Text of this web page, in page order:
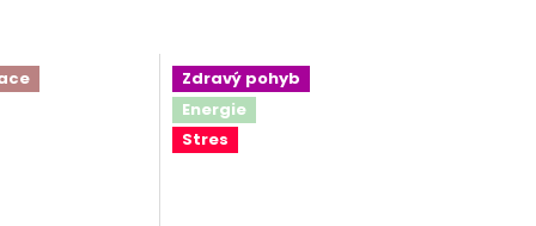
Zdravý pohyb
Energie
Stres